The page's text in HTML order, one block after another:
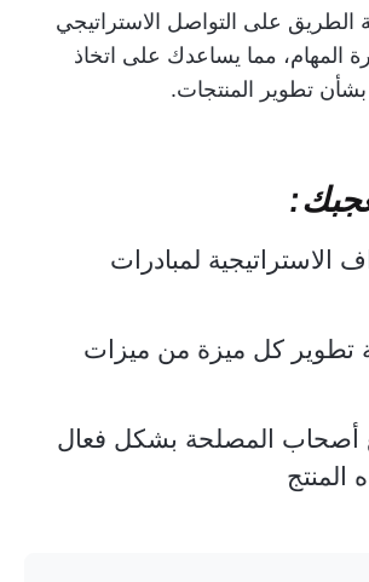
على التواصل الاستراتيجي
المهام، مما يساعدك على اتخاذ
تطوير المنتجات.
الاستراتيجية لمبادرات
تطوير كل ميزة من ميزات
أصحاب المصلحة بشكل فعال
المنتج